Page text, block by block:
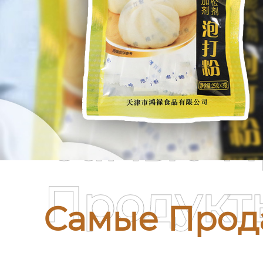
Самые
Самые